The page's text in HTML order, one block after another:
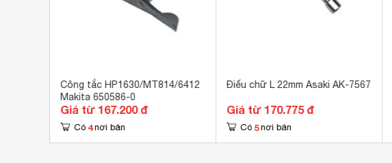
Công tắc HP1630/MT814/6412
Makita 650586-0
Giá từ 167.200 đ
Có 4 nơi bán
Điếu chữ L 22mm Asaki AK-7567
Giá từ 170.775 đ
Có 5 nơi bán